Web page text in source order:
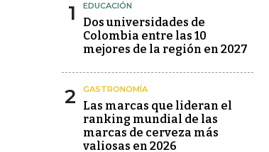
1 EDUCACIÓN
Dos universidades de
Colombia entre las 10
mejores de la región en 2027
2 GASTRONOMÍA
Las marcas que lideran el
ranking mundial de las
marcas de cerveza más
valiosas en 2026